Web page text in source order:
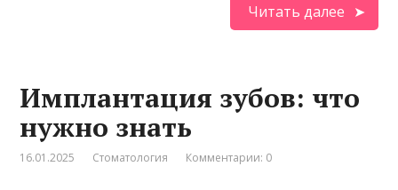
Читать далее
Имплантация зубов: что
нужно знать
16.01.2025 Стоматология Комментарии: 0